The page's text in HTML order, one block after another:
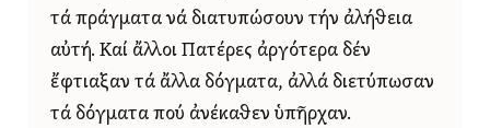
τά πράγματα νά διατυπώσουν τήν ἀλήθεια
αὐτή. Καί ἄλλοι Πατέρες ἀργότερα δέν
ἔφτιαξαν τά ἄλλα δόγματα, ἀλλά διετύπωσαν
τά δόγματα πού ἀνέκαθεν ὑπῆρχαν.